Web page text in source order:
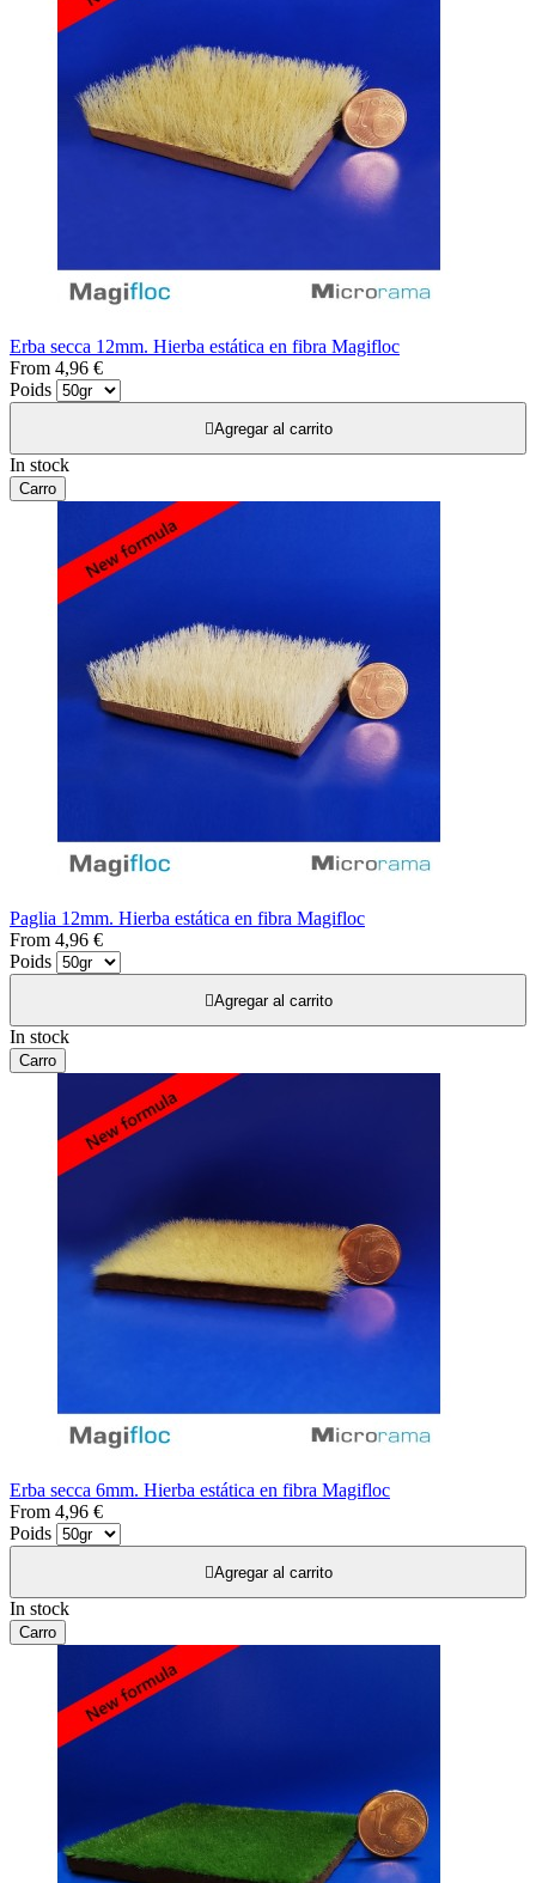
Erba secca 12mm. Hierba estática en fibra Magifloc
From 4,96 €
Poids
Agregar al carrito
In stock
Carro
Paglia 12mm. Hierba estática en fibra Magifloc
From 4,96 €
Poids
Agregar al carrito
In stock
Carro
Erba secca 6mm. Hierba estática en fibra Magifloc
From 4,96 €
Poids
Agregar al carrito
In stock
Carro